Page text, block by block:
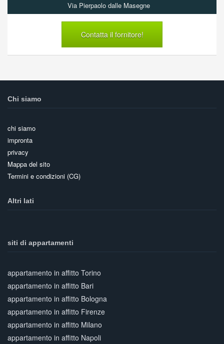
Via Pierpaolo dalle Masegne
Contatta il fornitore!
Chi siamo
chi siamo
impronta
privacy
Mappa del sito
Termini e condizioni (CG)
Altri lati
siti di appartamenti
appartamento in affitto Torino
appartamento in affitto Bari
appartamento in affitto Bologna
appartamento in affitto Firenze
appartamento in affitto Milano
appartamento in affitto Napoli